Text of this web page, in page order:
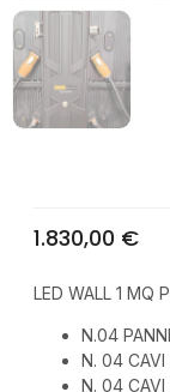
1.830,00 €
LED WALL 1 MQ
N.04
N. 04
N. 04 CAVI